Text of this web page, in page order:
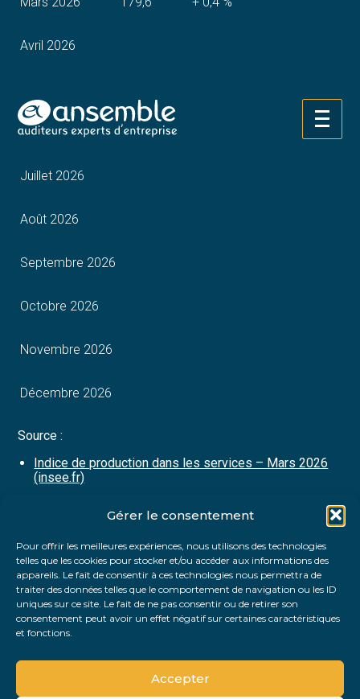
Gérer le consentement
Pour offrir les meilleures expériences, nous utilisons des technologies
telles que les cookies pour stocker et/ou accéder aux informations des
appareils. Le fait de consentir à ces technologies nous permettra de
traiter des données telles que le comportement de navigation ou les ID
uniques sur ce site. Le fait de ne pas consentir ou de retirer son
consentement peut avoir un effet négatif sur certaines caractéristiques
et fonctions.
Accepter
Aller
au
Avril 2026
Juin 2026
Juillet 2026
Août 2026
Septembre 2026
Octobre 2026
Novembre 2026
Décembre 2026
Source :
Indice de production dans les services – Mars 2026
(insee.fr)
FaceBook
TwitterLinkedIn